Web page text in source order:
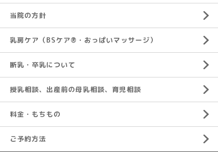
当院の方針
乳房ケア（BSケア®︎・おっぱいマッサージ）
断乳・卒乳について
授乳相談、出産前の母乳相談、育児相談
料金・もちもの
ご予約方法